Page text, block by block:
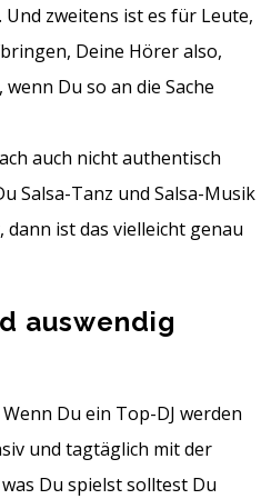
zweitens ist es für Leute,
Deine Hörer also,
Du so an die Sache
auch nicht authentisch
Salsa-Tanz und Salsa-Musik
ist das vielleicht genau
auswendig
Du ein Top-DJ werden
und tagtäglich mit der
Du spielst solltest Du